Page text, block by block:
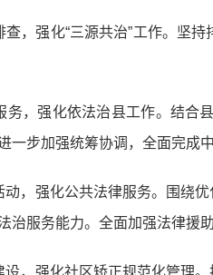
查，强化“三源共治”工作。坚
务，强化依法治县工作。结合
一步加强统筹协调，全面完成
动，强化公共法律服务。围绕
治服务能力。全面加强法律援
设，强化社区矫正规范化管理